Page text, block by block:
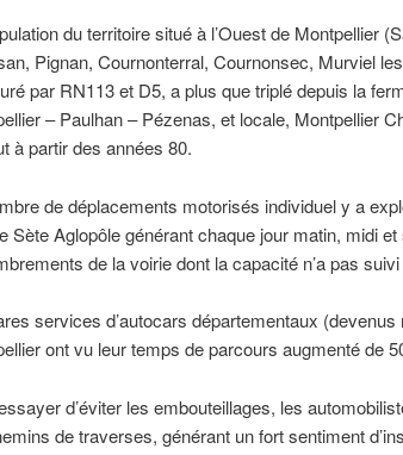
du territoire situé à l’Ouest de Montpellier
Pignan, Cournonterral, Cournonsec, Murviel
par RN113 et D5, a plus que triplé depuis la
– Paulhan – Pézenas, et locale, Montpellier
à partir des années 80.
de déplacements motorisés individuel y a
Sète Aglopôle générant chaque jour matin, midi
de la voirie dont la capacité n’a pas
services d’autocars départementaux
ont vu leur temps de parcours augmenté de
d’éviter les embouteillages, les
de traverses, générant un fort sentiment